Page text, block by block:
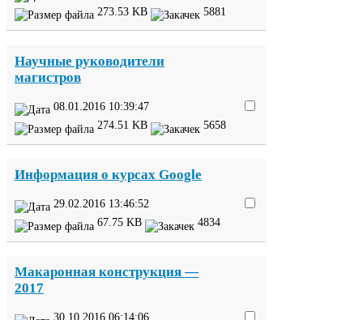
273 53 KB 5881
Научные руководители
магистров
08 01 2016 10:39:47
274 51 KB 5658
Информация о курсах Google
29 02 2016 13:46:52
67.75 KB 4834
Макаронная конструкция —
2017
30 10 2016 06:14:06